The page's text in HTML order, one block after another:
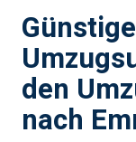
den
nach